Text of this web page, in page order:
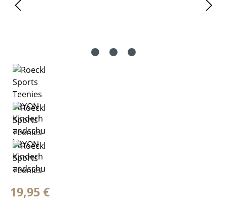
Regulärer Preis:
19,95 €